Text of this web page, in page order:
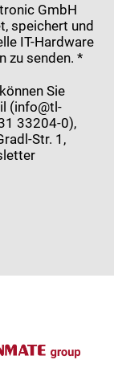
GmbH
speichert und
IT-Hardware
zu senden. *
Sie
(info@tl-
33204-0),
Str. 1,